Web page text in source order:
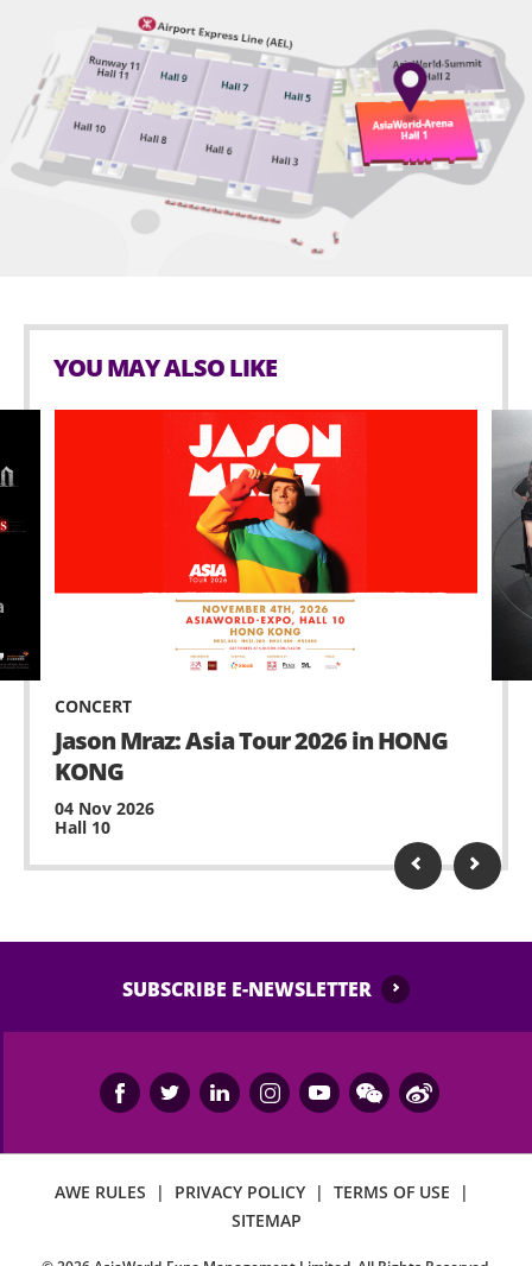
份證明文件），主辦單位有權取消相關人士之購票及/
或入場資格，並取消相關門票，主辦單位亦保留採取
法律行動的權利。被取消購票和/或入場資格的人士將
無法進入活動場地，同時被取消的門票亦將失效，所
有已支付的門票費用，包括手續費均不會退還。
主辦單位保留權利更改本演唱會之內容而不作退票或
主辦單位有權隨時更改或延遲本演唱會之演出日期、
終。
持票人士須根據本演唱會門票的行數及座位編號入
持票人士須遵守香港法例、主辦單位及場地之安全指
引、場地規則、主辦單位及場地工作人員的指示。進
場人士應自行注意個人安全，避免在場內出現任何危
險或不安全行為。主辦單位有權拒絕任何未能遵守相
關規例的持票人士進場或隨時要求該等人士離開。如
有任何緊急情況，進場人士應立即向工作人員尋求協
主辦單位有權決定遲到者入場的時間及方式，持票人
士應遵守主辦單位及/或場地工作人員之指示及安排入
場。
本演唱會場內請勿攝影及攝錄，除特許人員外，所有
品進入本演唱會場地。
所有人士均不得攜帶任何動物（除經場地事先書面同
意的導盲犬外）進入本演唱會場地。
為避免干擾演唱會的進行，請在本演唱會進行期間關
掉鬧鐘及手提電話的響鬧裝置。
嚴禁攜帶任何影響或妨礙他人視線及欣賞本演唱會的
物件進場，包括但不限於38×30×20厘米以上手提包/背
YOU MAY ALSO LIKE
CONCERT
Jason Mraz: Asia Tour 2026 in HONG
KONG
04 Nov 2026
Hall 10
SUBSCRIBE E-NEWSLETTER
AWE RULES | PRIVACY POLICY | TERMS OF USE
|
SITEMAP